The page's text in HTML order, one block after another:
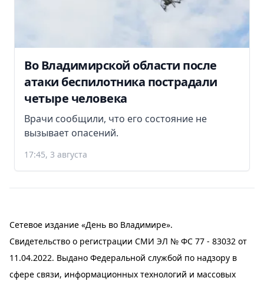
Во Владимирской области после
атаки беспилотника пострадали
четыре человека
Врачи сообщили, что его состояние не
вызывает опасений.
17:45, 3 августа
Сетевое издание «День во Владимире».
Свидетельство о регистрации СМИ ЭЛ № ФС 77 - 83032 от
11.04.2022. Выдано Федеральной службой по надзору в
сфере связи, информационных технологий и массовых